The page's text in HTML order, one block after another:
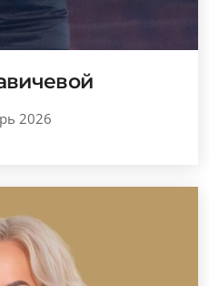
2026